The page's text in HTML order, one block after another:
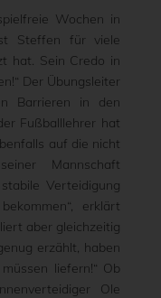
Wochen in
Steffen für viele
hat. Sein Credo in
Der Übungsleiter
Barrieren in den
Fußballlehrer hat
auf die nicht
Mannschaft
Verteidigung
erklärt
aber gleichzeitig
erzählt, haben
liefern!“ Ob
Ole